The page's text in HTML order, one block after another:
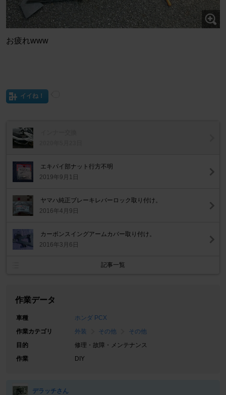
お疲れwww
イイね！
エキパイ部ナット行方不明
2019年9月1日
ヤマハ純正ブレーキレバーロック取り付け。
2016年4月9日
カーボンスイングアームカバー取り付け。
2016年3月6日
記事一覧
作業データ
車種
ホンダ PCX
作業カテゴリ
外装 その他
その他
目的
修理・故障・メンテナンス
作業
DIY
デラッチさん